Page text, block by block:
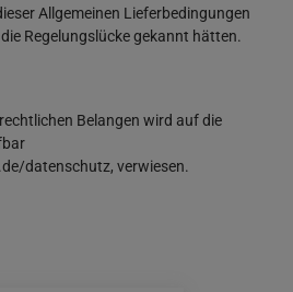
Allgemeinen Lieferbedingungen
Regelungslücke gekannt hätten.
Belangen wird auf die
datenschutz, verwiesen.